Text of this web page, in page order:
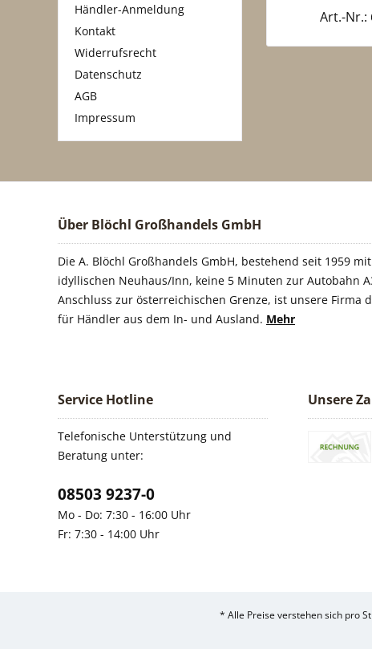
Händler-Anmeldung
Kontakt
Widerrufsrecht
Datenschutz
AGB
Impressum
Art.-Nr.:
Über Blöchl Großhandels GmbH
Die A. Blöchl Großhandels GmbH, bestehend seit 1959
idyllischen Neuhaus/Inn, keine 5 Minuten zur Autobahn
Anschluss zur österreichischen Grenze, ist unsere Firma
für Händler aus dem In- und Ausland. Mehr
Service Hotline
Telefonische Unterstützung und
Beratung unter:
08503 9237-0
Mo - Do: 7:30 - 16:00 Uhr
Fr: 7:30 - 14:00 Uhr
Unsere
* Alle Preise verstehen sich pro